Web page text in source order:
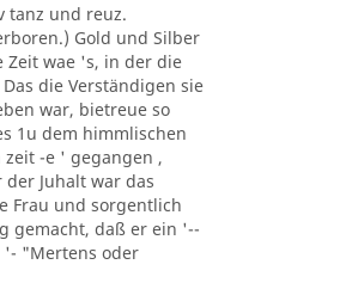
tanz und reuz.
Gold und Silber
Zeit wae 's, in der die
die Verständigen sie
war, bietreue so
1u dem himmlischen
zeit -e ' gegangen ,
Juhalt war das
Frau und sorgentlich
gemacht, daß er ein '--
'- "Mertens oder